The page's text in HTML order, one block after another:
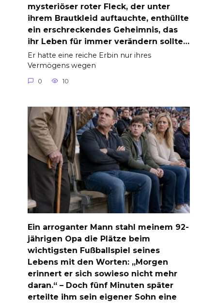
mysteriöser roter Fleck, der unter
ihrem Brautkleid auftauchte, enthüllte
ein erschreckendes Geheimnis, das
ihr Leben für immer verändern sollte…
Er hatte eine reiche Erbin nur ihres
Vermögens wegen
0 10
Ein arroganter Mann stahl meinem 92-
jährigen Opa die Plätze beim
wichtigsten Fußballspiel seines
Lebens mit den Worten: „Morgen
erinnert er sich sowieso nicht mehr
daran.“ – Doch fünf Minuten später
erteilte ihm sein eigener Sohn eine